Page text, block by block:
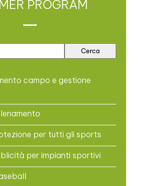
PROGRAM
campo e gestione
per tutti gli sports
per impianti sportivi